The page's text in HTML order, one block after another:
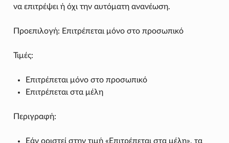
να επιτρέψει ή όχι την αυτόματη ανανέωση.
Προεπιλογή: Επιτρέπεται μόνο στο προσωπικό
Τιμές:
Επιτρέπεται μόνο στο προσωπικό
Επιτρέπεται στα μέλη
Περιγραφή:
Εάν οριστεί στην τιμή «Επιτρέπεται στα μέλη», τα